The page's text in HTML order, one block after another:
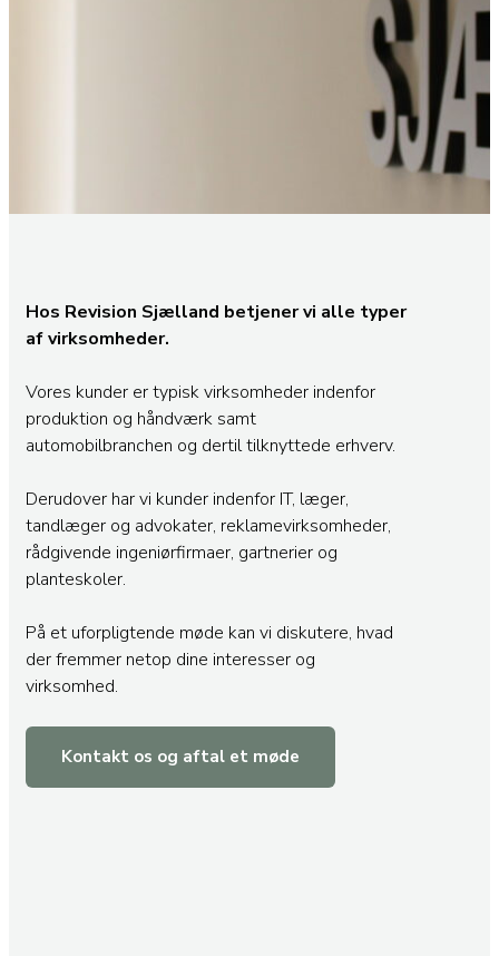
Hos Revision Sjælland betjener vi alle typer
af virksomheder.
Vores kunder er typisk virksomheder indenfor
produktion og håndværk samt
automobilbranchen og dertil tilknyttede erhverv.
Derudover har vi kunder indenfor IT, læger,
tandlæger og advokater, reklamevirksomheder,
rådgivende ingeniørfirmaer, gartnerier og
planteskoler.
På et uforpligtende møde kan vi diskutere, hvad
der fremmer netop dine interesser og
virksomhed.
Kontakt os og aftal et møde